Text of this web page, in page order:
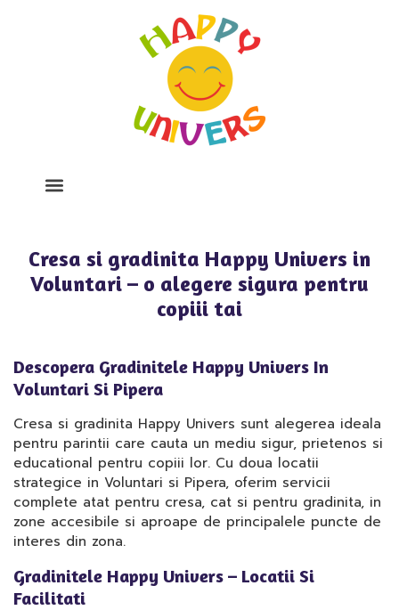
Cresa si gradinita Happy Univers in
Voluntari – o alegere sigura pentru
copiii tai
Descopera Gradinitele Happy Univers In
Voluntari Si Pipera
Cresa si gradinita Happy Univers sunt alegerea ideala
pentru parintii care cauta un mediu sigur, prietenos si
educational pentru copiii lor. Cu doua locatii
strategice in Voluntari si Pipera, oferim servicii
complete atat pentru cresa, cat si pentru gradinita, in
zone accesibile si aproape de principalele puncte de
interes din zona.
Gradinitele Happy Univers – Locatii Si
Facilitati